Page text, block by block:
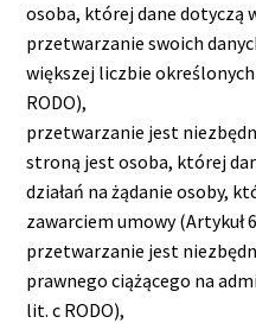
osoba, której dane dotyczą
przetwarzanie swoich
większej liczbie
RODO),
przetwarzanie jest
stroną jest osoba, której
działań na żądanie osoby,
zawarciem umowy (Artykuł
przetwarzanie jest
prawnego ciążącego na
lit. c RODO),